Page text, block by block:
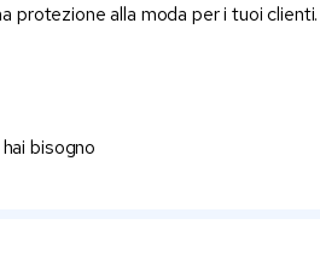
alla moda per i tuoi
bisogno